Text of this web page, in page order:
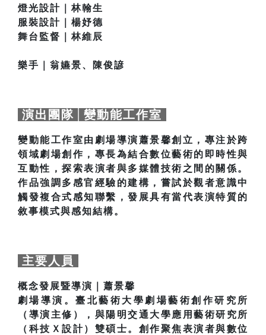
燈光設計｜林翰生
服裝設計｜楊妤德
舞台監督｜林維辰
樂手｜翁嬿景、陳俊諺
演出團隊│變動能工作室
變動能工作室由劇場導演蕭景馨創立，專注於跨
領域劇場創作，專長為結合數位藝術的即時性與
互動性，探索表演者與多媒體技術之間的關係。
作品強調多感官經驗的建構，嘗試於觀者意識中
觸發複合式感知聯繫，發展具有當代表演特質的
敘事模式與感知結構。
主要人員
概念發展暨導演｜蕭景馨
劇場導演。臺北藝術大學劇場藝術創作研究所
（導演主修），與陽明交通大學應用藝術研究所
（科技Ｘ設計）雙碩士。創作聚焦表演者與數位